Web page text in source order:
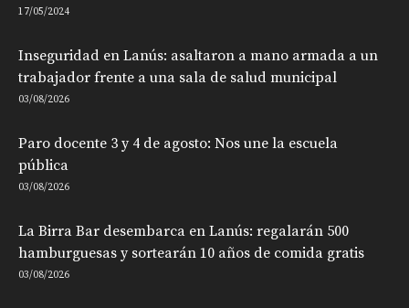
17/05/2024
Inseguridad en Lanús: asaltaron a mano armada a un
trabajador frente a una sala de salud municipal
03/08/2026
Paro docente 3 y 4 de agosto: Nos une la escuela
pública
03/08/2026
La Birra Bar desembarca en Lanús: regalarán 500
hamburguesas y sortearán 10 años de comida gratis
03/08/2026